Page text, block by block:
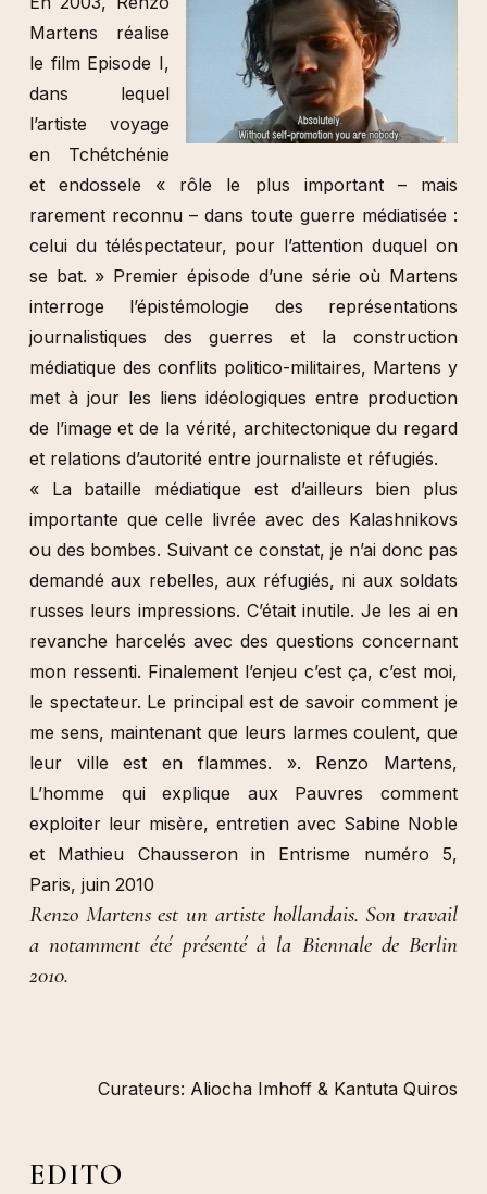
Martens réalise
le film Episode I,
dans lequel
l’artiste voyage
en Tchétchénie
et endossele « rôle le plus important – mais
rarement reconnu – dans toute guerre médiatisée :
celui du téléspectateur, pour l’attention duquel on
se bat. » Premier épisode d’une série où Martens
interroge l’épistémologie des représentations
journalistiques des guerres et la construction
médiatique des conflits politico-militaires, Martens y
met à jour les liens idéologiques entre production
de l’image et de la vérité, architectonique du regard
et relations d’autorité entre journaliste et réfugiés.
« La bataille médiatique est d’ailleurs bien plus
importante que celle livrée avec des Kalashnikovs
ou des bombes. Suivant ce constat, je n’ai donc pas
demandé aux rebelles, aux réfugiés, ni aux soldats
russes leurs impressions. C’était inutile. Je les ai en
revanche harcelés avec des questions concernant
mon ressenti. Finalement l’enjeu c’est ça, c’est moi,
le spectateur. Le principal est de savoir comment je
me sens, maintenant que leurs larmes coulent, que
leur ville est en flammes. ». Renzo Martens,
L’homme qui explique aux Pauvres comment
exploiter leur misère, entretien avec Sabine Noble
et Mathieu Chausseron in Entrisme numéro 5,
Paris, juin 2010
Renzo Martens est un artiste hollandais. Son travail
a notamment été présenté à la Biennale de Berlin
2010.
Curateurs: Aliocha Imhoff & Kantuta Quiros
EDITO